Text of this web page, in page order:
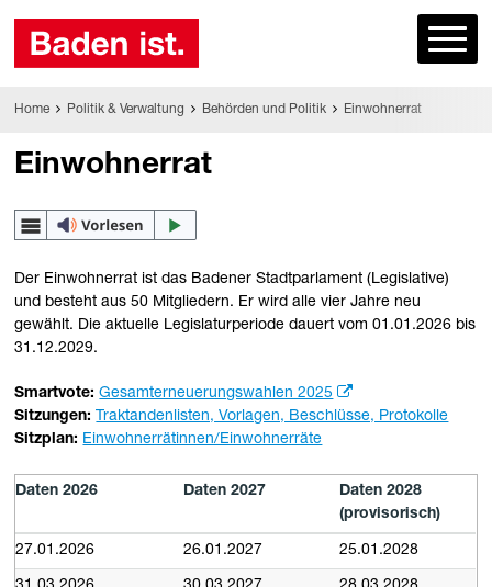
Home Politik & Verwaltung Behörden und Politik Einwohnerrat
Einwohnerrat
Der Einwohnerrat ist das Badener Stadtparlament (Legislative)
und besteht aus 50 Mitgliedern. Er wird alle vier Jahre neu
gewählt. Die aktuelle Legislaturperiode dauert vom 01.01.2026 bis
31.12.2029.
Smartvote: Gesamterneuerungswahlen 2025
Sitzungen: Traktandenlisten, Vorlagen, Beschlüsse, Protokolle
Sitzplan: Einwohnerrätinnen/Einwohnerräte
Daten 2026 Daten 2027
Daten 2028
(provisorisch)
27.01.2026 26.01.2027 25.01.2028